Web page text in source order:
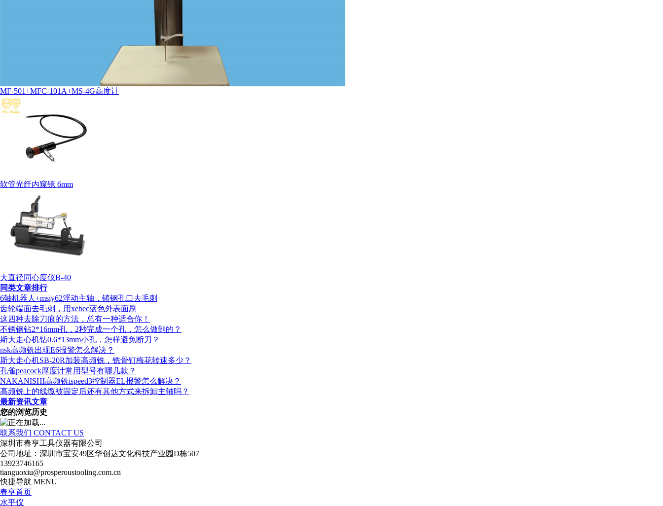
MF-501+MFC-101A+MS-4G高度计
软管光纤内窥镜 6mm
大直径同心度仪B-40
同类文章排行
6轴机器人+msiy62浮动主轴，铸钢孔口去毛刺
齿轮端面去毛刺，用xebec蓝色外表面刷
这四种去除刀痕的方法，总有一种适合你！
不锈钢钻2*16mm孔，2秒完成一个孔，怎么做到的？
斯大走心机钻0.6*13mm小孔，怎样避免断刀？
nsk高频铣出现E6报警怎么解决？
斯大走心机SB-20R加装高频铣，铣骨钉梅花转速多少？
孔雀peacock厚度计常用型号有哪几款？
NAKANISHI高频铣ispeed3控制器EL报警怎么解决？
高频铣上的线缆被固定后还有其他方式来拆卸主轴吗？
最新资讯文章
您的浏览历史
联系我们 CONTACT US
深圳市春亨工具仪器有限公司
公司地址：深圳市宝安49区华创达文化科技产业园D栋507
13923746165
tianguoxiu@prosperoustooling.com.cn
快捷导航 MENU
春亨首页
水平仪